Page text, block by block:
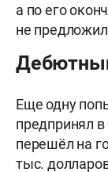
а по его
не
Еще одну
предпринял
перешёл на
тыс.